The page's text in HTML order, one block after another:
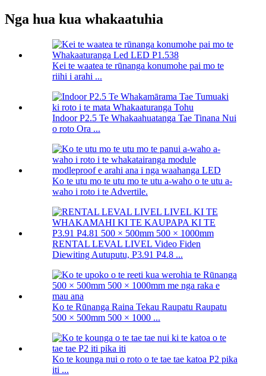
Nga hua kua whakaatuhia
Kei te waatea te rūnanga konumohe pai mo te
riihi i arahi ...
Indoor P2.5 Te Whakaahuatanga Tae Tinana Nui
o roto Ora ...
Ko te utu mo te utu mo te utu a-waho o te utu a-
waho i roto i te Advertile.
RENTAL LEVAL LIVEL Video Fiden
Diewiting Autuputu, P3.91 P4.8 ...
Ko te Rūnanga Raina Tekau Raupatu Raupatu
500 × 500mm 500 × 1000 ...
Ko te kounga nui o roto o te tae tae katoa P2 pika
iti ...